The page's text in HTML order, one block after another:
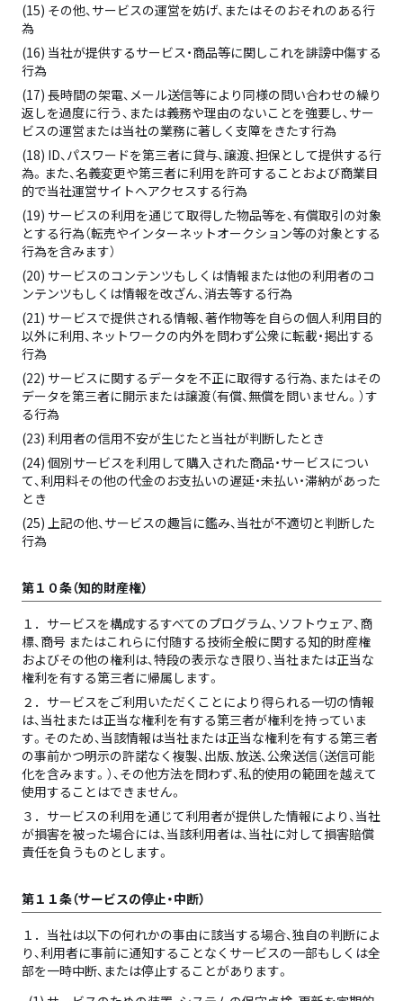
(15) その他、サービスの運営を妨げ、またはそのおそれのある行
為
(16) 当社が提供するサービス・商品等に関しこれを誹謗中傷する
行為
(17) 長時間の架電、メール送信等により同様の問い合わせの繰り
返しを過度に行う、または義務や理由のないことを強要し、サー
ビスの運営または当社の業務に著しく支障をきたす行為
(18) ID、パスワードを第三者に貸与、譲渡、担保として提供する行
為。また、名義変更や第三者に利用を許可することおよび商業目
的で当社運営サイトへアクセスする行為
(19) サービスの利用を通じて取得した物品等を、有償取引の対象
とする行為（転売やインターネットオークション等の対象とする
行為を含みます）
(20) サービスのコンテンツもしくは情報または他の利用者のコ
ンテンツもしくは情報を改ざん、消去等する行為
(21) サービスで提供される情報、著作物等を自らの個人利用目的
以外に利用、ネットワークの内外を問わず公衆に転載・掲出する
行為
(22) サービスに関するデータを不正に取得する行為、またはその
データを第三者に開示または譲渡（有償、無償を問いません。）す
る行為
(23) 利用者の信用不安が生じたと当社が判断したとき
(24) 個別サービスを利用して購入された商品・サービスについ
て、利用料その他の代金のお支払いの遅延・未払い・滞納があった
とき
(25) 上記の他、サービスの趣旨に鑑み、当社が不適切と判断した
行為
第１０条（知的財産権）
１． サービスを構成するすべてのプログラム、ソフトウェア、商
標、商号 またはこれらに付随する技術全般に関する知的財産権
およびその他の権利は、特段の表示なき限り、当社または正当な
権利を有する第三者に帰属します。
２． サービスをご利用いただくことにより得られる一切の情報
は、当社または正当な権利を有する第三者が権利を持っていま
す。そのため、当該情報は当社または正当な権利を有する第三者
の事前かつ明示の許諾なく複製、出版、放送、公衆送信（送信可能
化を含みます。）、その他方法を問わず、私的使用の範囲を越えて
使用することはできません。
３． サービスの利用を通じて利用者が提供した情報により、当社
が損害を被った場合には、当該利用者は、当社に対して損害賠償
責任を負うものとします。
第１１条（サービスの停止・中断）
１． 当社は以下の何れかの事由に該当する場合、独自の判断によ
り、利用者に事前に通知することなくサービスの一部もしくは全
部を一時中断、または停止することがあります。